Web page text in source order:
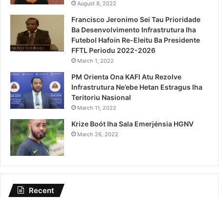
August 8, 2022
Francisco Jeronimo Sei Tau Prioridade
Ba Desenvolvimento Infrastrutura Iha
Futebol Hafoin Re-Eleitu Ba Presidente
FFTL Periodu 2022-2026
March 1, 2022
PM Orienta Ona KAFI Atu Rezolve
Infrastrutura Ne’ebe Hetan Estragus Iha
Teritoriu Nasional
March 11, 2022
Krize Boót Iha Sala Emerjénsia HGNV
March 26, 2022
Recent